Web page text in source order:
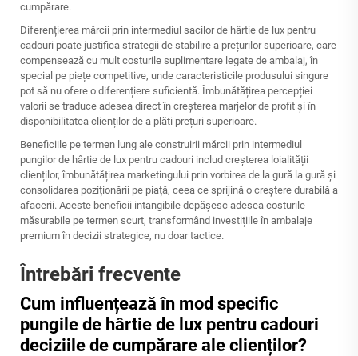
cumpărare.
Diferențierea mărcii prin intermediul sacilor de hârtie de lux pentru
cadouri poate justifica strategii de stabilire a prețurilor superioare, care
compensează cu mult costurile suplimentare legate de ambalaj, în
special pe piețe competitive, unde caracteristicile produsului singure
pot să nu ofere o diferențiere suficientă. Îmbunătățirea percepției
valorii se traduce adesea direct în creșterea marjelor de profit și în
disponibilitatea clienților de a plăti prețuri superioare.
Beneficiile pe termen lung ale construirii mărcii prin intermediul
pungilor de hârtie de lux pentru cadouri includ creșterea loialității
clienților, îmbunătățirea marketingului prin vorbirea de la gură la gură și
consolidarea poziționării pe piață, ceea ce sprijină o creștere durabilă a
afacerii. Aceste beneficii intangibile depășesc adesea costurile
măsurabile pe termen scurt, transformând investițiile în ambalaje
premium în decizii strategice, nu doar tactice.
Întrebări frecvente
Cum influențează în mod specific
pungile de hârtie de lux pentru cadouri
deciziile de cumpărare ale clienților?